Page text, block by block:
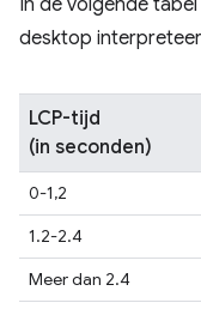
desktop
LCP-tijd
(in seconden)
0-1,2
1.2-2.4
Meer dan 2.4